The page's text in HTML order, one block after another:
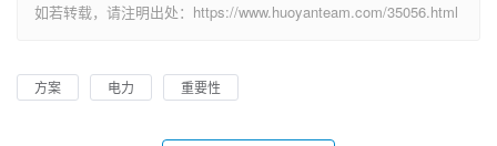
如若转载，请注明出处：https://www.huoyanteam.com/35056.html
方案 电力 重要性